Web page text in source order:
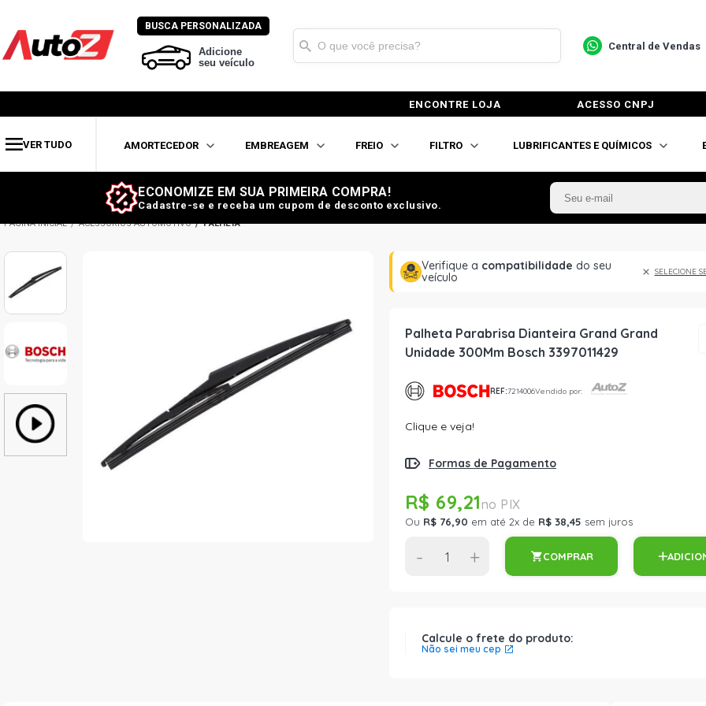
BUSCA PERSONALIZADA
Adicione
seu veículo
Central de Vendas
ENCONTRE LOJA ACESSO CNPJ
VER TUDO AMORTECEDOR EMBREAGEM FREIO FILTRO LUBRIFICANTES E QUÍMICOS
ECONOMIZE EM SUA PRIMEIRA COMPRA!
Cadastre-se e receba um cupom de desconto exclusivo.
ACESSÓRIOS AUTOMOTIVO PALHETA
Verifique a compatibilidade do seu
veículo
SELECIONE
Palheta Parabrisa Dianteira Grand Grand
Unidade 300Mm Bosch 3397011429
REF:7214006Vendido por:
Clique e veja!
Formas de Pagamento
R$ 69,21
Ou R$ 76,90 em até 2x de R$ 38,45 sem juros
- + COMPRAR
Calcule o frete do produto:
Não sei meu cep